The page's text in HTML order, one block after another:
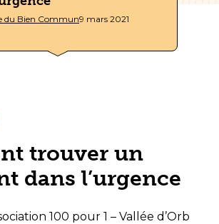
du Bien Commun9 mars 2021
trouver un
dans l’urgence
100 pour 1 – Vallée d’Orb